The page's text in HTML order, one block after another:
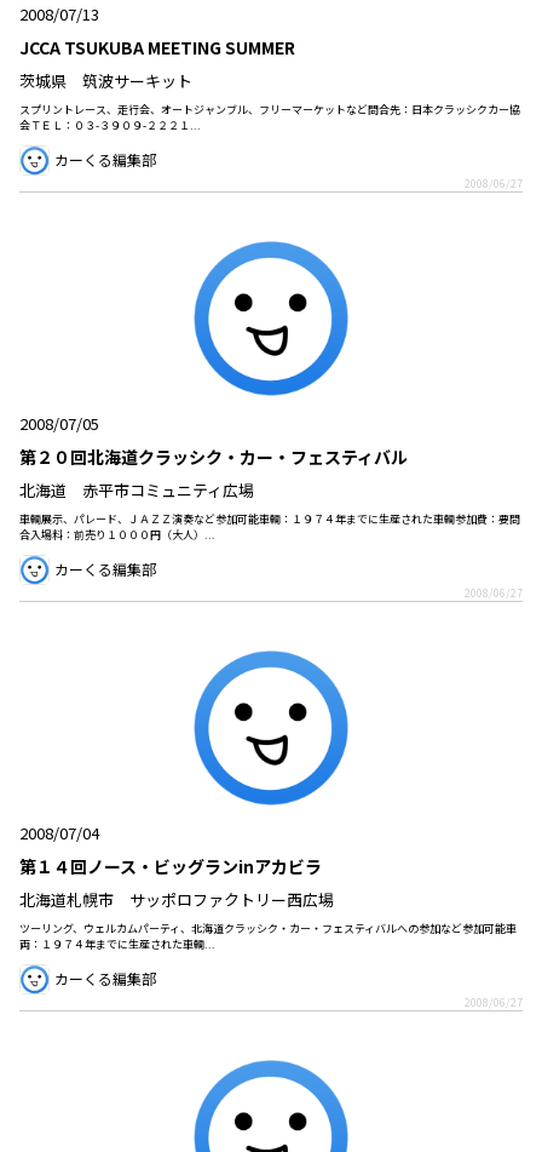
2008/07/13
JCCA TSUKUBA MEETING SUMMER
茨城県 筑波サーキット
スプリントレース、走行会、オートジャンブル、フリーマーケットなど問合先：日本クラッシクカー協
会ＴＥＬ：０３-３９０９-２２２１...
カーくる編集部
2008/06/27
2008/07/05
第２０回北海道クラッシク・カー・フェスティバル
北海道 赤平市コミュニティ広場
車輌展示、パレード、ＪＡＺＺ演奏など参加可能車輌：１９７４年までに生産された車輌参加費：要問
合入場料：前売り１０００円（大人）...
カーくる編集部
2008/06/27
2008/07/04
第１４回ノース・ビッグランinアカビラ
北海道札幌市 サッポロファクトリー西広場
ツーリング、ウェルカムパーティ、北海道クラッシク・カー・フェスティバルへの参加など参加可能車
両：１９７４年までに生産された車輌...
カーくる編集部
2008/06/27